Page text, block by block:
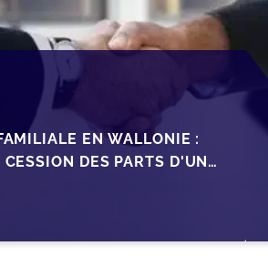
EN WALLONIE :
DES PARTS D'UNE